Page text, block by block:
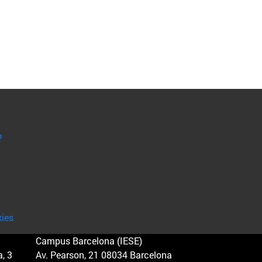
3
Campus Barcelona (IESE)
Av. Pearson, 21 08034 Barcelona